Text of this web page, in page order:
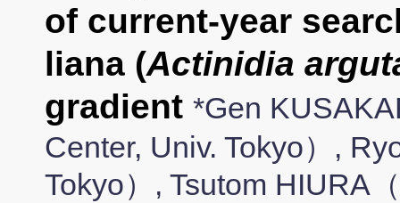
of current-year
liana (Actinidia
gradient *Gen
Center, Univ. Tokyo）,
Tokyo）, Tsutom HIURA